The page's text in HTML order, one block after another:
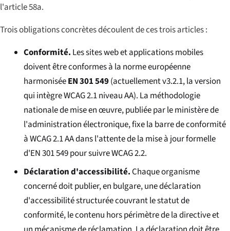
l'article 58a.
Trois obligations concrètes découlent de ces trois articles :
Conformité. Les sites web et applications mobiles
doivent être conformes à la norme européenne
harmoniséeEN 301 549(actuellement v3.2.1, la version
qui intègre WCAG 2.1 niveau AA). La méthodologie
nationale de mise en œuvre, publiée par le ministère de
l'administration électronique, fixe la barre de conformité
à WCAG 2.1 AA dans l'attente de la mise à jour formelle
d'EN 301 549 pour suivre WCAG 2.2.
Déclaration d'accessibilité.Chaque organisme
concerné doit publier, en bulgare, une déclaration
d'accessibilité structurée couvrant le statut de
conformité, le contenu hors périmètre de la directive et